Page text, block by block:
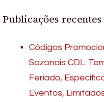
Publicações recentes
Códigos
Sazonais CDL:
Feriado,
Eventos,